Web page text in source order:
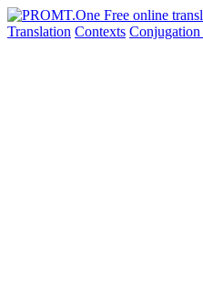
Translation Contexts Conjugation